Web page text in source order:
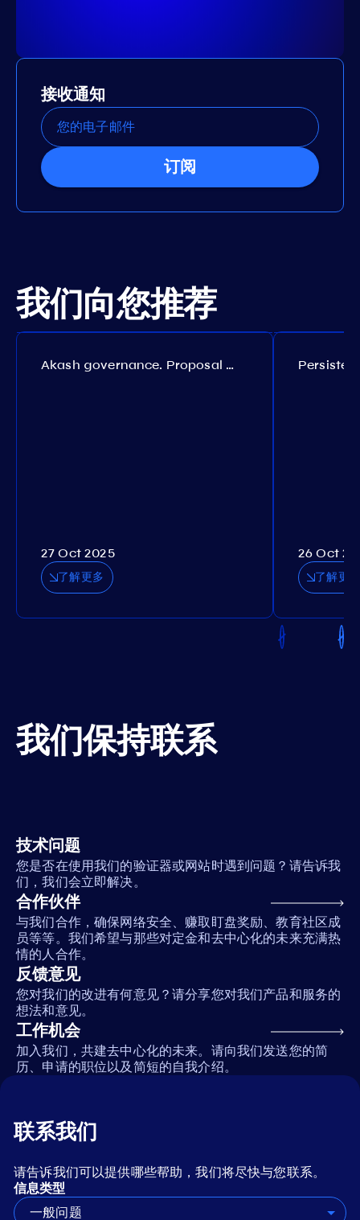
接收通知
订阅
我们向您推荐
Akash governance. Proposal №308
27 Oct 2025
了解更多
26 Oct
了解更
我们保持联系
技术问题
您是否在使用我们的验证器或网站时遇到问题？请告诉我
们，我们会立即解决。
合作伙伴
与我们合作，确保网络安全、赚取盯盘奖励、教育社区成
员等等。我们希望与那些对定金和去中心化的未来充满热
情的人合作。
反馈意见
您对我们的改进有何意见？请分享您对我们产品和服务的
想法和意见。
工作机会
加入我们，共建去中心化的未来。请向我们发送您的简
历、申请的职位以及简短的自我介绍。
联系我们
请告诉我们可以提供哪些帮助，我们将尽快与您联系。
信息类型
一般问题